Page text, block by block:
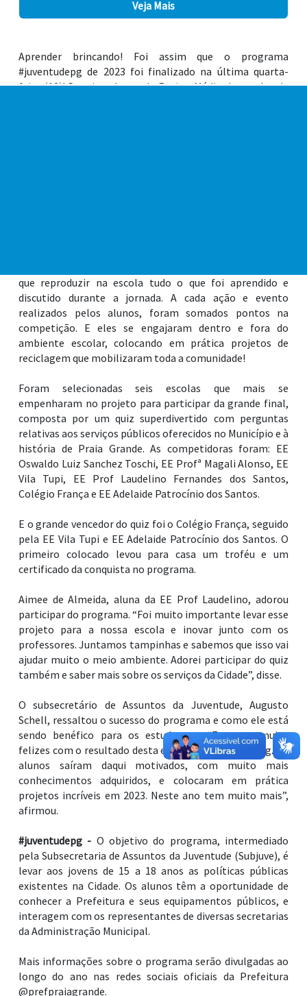
Veja Mais
Aprender brincando! Foi assim que o programa
#juventudepg de 2023 foi finalizado na última quarta-
feira (13)! Dezoito alunos do Ensino Médio de escolas de
que reproduzir na escola tudo o que foi aprendido e
discutido durante a jornada. A cada ação e evento
realizados pelos alunos, foram somados pontos na
competição. E eles se engajaram dentro e fora do
ambiente escolar, colocando em prática projetos de
reciclagem que mobilizaram toda a comunidade!
Foram selecionadas seis escolas que mais se
empenharam no projeto para participar da grande final,
composta por um quiz superdivertido com perguntas
relativas aos serviços públicos oferecidos no Município e à
história de Praia Grande. As competidoras foram: EE
Oswaldo Luiz Sanchez Toschi, EE Profª Magali Alonso, EE
Vila Tupi, EE Prof Laudelino Fernandes dos Santos,
Colégio França e EE Adelaide Patrocínio dos Santos.
E o grande vencedor do quiz foi o Colégio França, seguido
pela EE Vila Tupi e EE Adelaide Patrocínio dos Santos. O
primeiro colocado levou para casa um troféu e um
certificado da conquista no programa.
Aimee de Almeida, aluna da EE Prof Laudelino, adorou
participar do programa. “Foi muito importante levar esse
projeto para a nossa escola e inovar junto com os
professores. Juntamos tampinhas e sabemos que isso vai
ajudar muito o meio ambiente. Adorei participar do quiz
também e saber mais sobre os serviços da Cidade”, disse.
O subsecretário de Assuntos da Juventude, Augusto
Schell, ressaltou o sucesso do programa e como ele está
sendo benéfico para os estudantes. “Estamos muito
felizes com o resultado desta edição do #juventudepg. Os
alunos saíram daqui motivados, com muito mais
conhecimentos adquiridos, e colocaram em prática
projetos incríveis em 2023. Neste ano tem muito mais”,
afirmou.
#juventudepg - O objetivo do programa, intermediado
pela Subsecretaria de Assuntos da Juventude (Subjuve), é
levar aos jovens de 15 a 18 anos as políticas públicas
existentes na Cidade. Os alunos têm a oportunidade de
conhecer a Prefeitura e seus equipamentos públicos, e
interagem com os representantes de diversas secretarias
da Administração Municipal.
Mais informações sobre o programa serão divulgadas ao
longo do ano nas redes sociais oficiais da Prefeitura
@prefpraiagrande.